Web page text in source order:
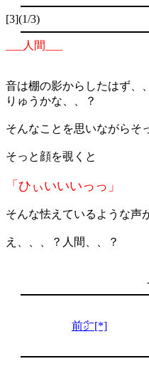
[3](1/3)
人間
音は棚の影からしたはず、
りゅうかな、、？
そんなことを思いながらそ
そっと顔を覗くと
「ひぃいいいっっ」
そんな怯えているような声
え、、、？人間、、？
前㌻[*]